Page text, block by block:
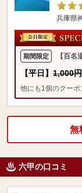
兵庫県
期間限定 【百名
【平日】 1,000円
他にも1個のクーポ
無
六甲の口コミ